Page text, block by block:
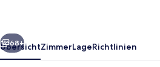
Weiter
68+
ÜbersichtZimmerLageRichtlinien